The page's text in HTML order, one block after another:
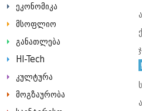
ეკონომიკა
მსოფლიო
განათლება
HI-Tech
კულტურა
მოგზაურობა